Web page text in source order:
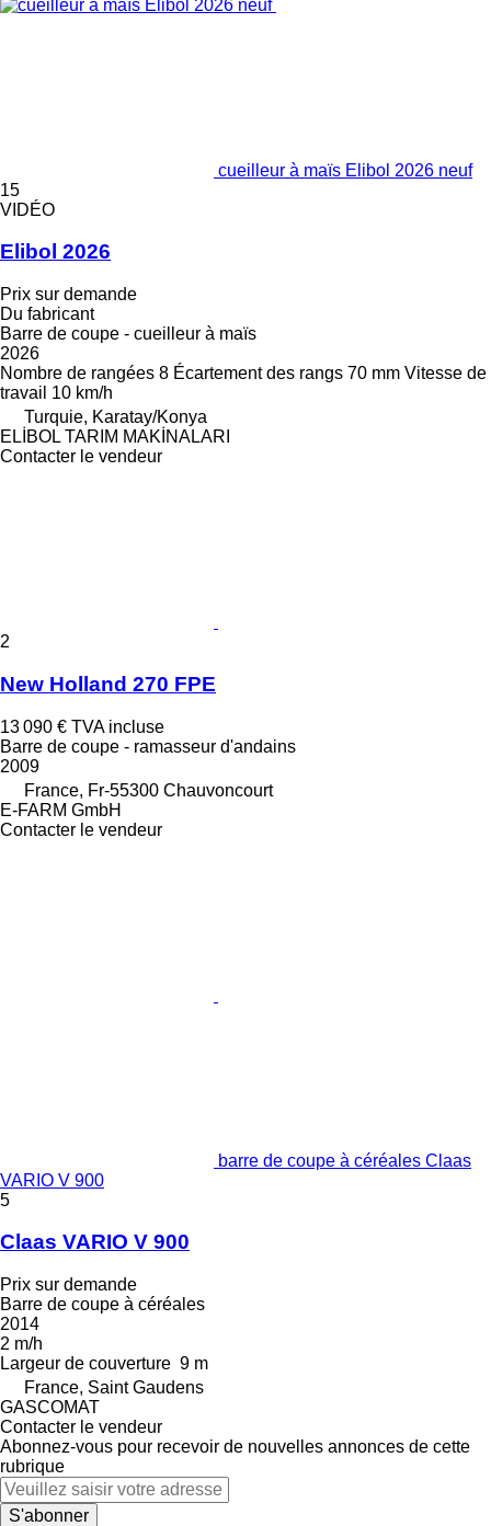
cueilleur à maïs Elibol 2026 neuf
15
VIDÉO
Elibol 2026
Prix sur demande
Du fabricant
Barre de coupe - cueilleur à maïs
2026
Nombre de rangées 8 Écartement des rangs 70 mm Vitesse de
travail 10 km/h
Turquie, Karatay/Konya
ELİBOL TARIM MAKİNALARI
Contacter le vendeur
2
New Holland 270 FPE
13 090 € TVA incluse
Barre de coupe - ramasseur d'andains
2009
France, Fr-55300 Chauvoncourt
E-FARM GmbH
Contacter le vendeur
barre de coupe à céréales Claas
VARIO V 900
5
Claas VARIO V 900
Prix sur demande
Barre de coupe à céréales
2014
2 m/h
Largeur de couverture 9 m
France, Saint Gaudens
GASCOMAT
Contacter le vendeur
Abonnez-vous pour recevoir de nouvelles annonces de cette
rubrique
S'abonner